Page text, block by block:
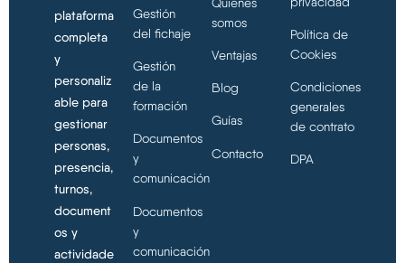
plataforma
completa
y
personaliz
able para
gestionar
personas,
presencia,
turnos,
document
os y
actividade
Gestión
del fichaje
Gestión
de la
formación
Documentos
y
comunicación
Documentos
y
comunicación
somos
Ventajas
Blog
Guías
Contacto
Política de
Cookies
Condiciones
generales
de contrato
DPA